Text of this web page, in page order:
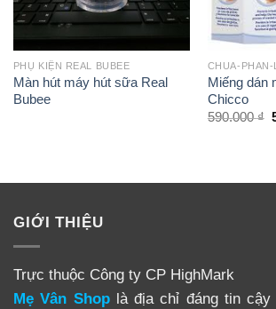
PHỤ KIỆN REAL BUBEE
Màn hút máy hút sữa Real
Bubee
CHUA-PHAN-
Miếng dán
Chicco
590.000₫
GIỚI THIỆU
Trực thuộc Công ty CP HighMark
Mẹ Vân Shoplà địa chỉ đáng tin cậy